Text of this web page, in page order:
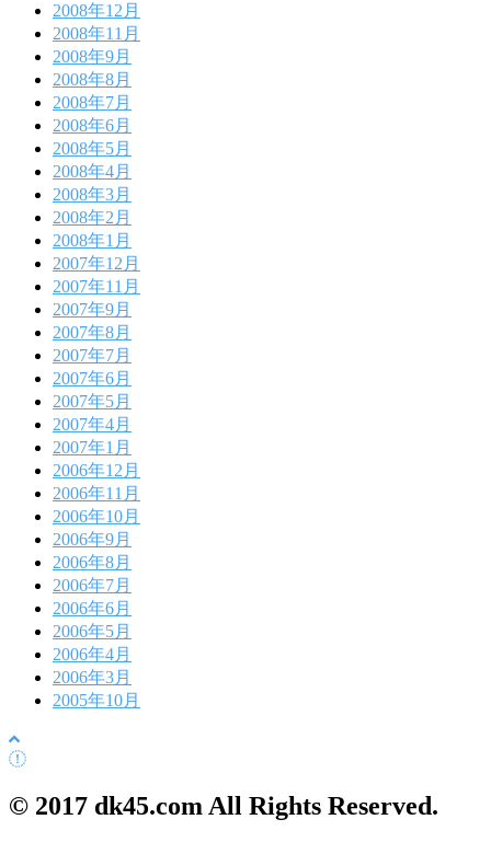
2008年12月
2008年11月
2008年9月
2008年8月
2008年7月
2008年6月
2008年5月
2008年4月
2008年3月
2008年2月
2008年1月
2007年12月
2007年11月
2007年9月
2007年8月
2007年7月
2007年6月
2007年5月
2007年4月
2007年1月
2006年12月
2006年11月
2006年10月
2006年9月
2006年8月
2006年7月
2006年6月
2006年5月
2006年4月
2006年3月
2005年10月
© 2017 dk45.com All Rights Reserved.